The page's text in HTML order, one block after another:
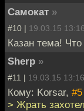
Самокат »
#10 | 19.03.15 13:16
Казан тема!
Sherp »
#11 | 19.03.15 13:16
Кому: Korsar, #5
> Жрать